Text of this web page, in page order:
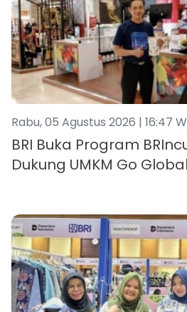
Rabu, 05 Agustus 2026 | 16:47
BRI Buka Program
Dukung UMKM Go Global